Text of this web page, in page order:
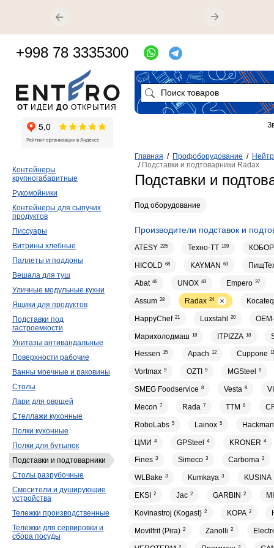
Главная / Профоборудование /
/ Подставки и подтоварники Radax
Подставки и
Под оборудование
Производители подставок и
ATESY 225 Техно-ТТ 199 КОБОР
HICOLD 68 KAYMAN 63
Abat 46 UNOX 43 Empero 37
Assum 28 Radax 24 Kocateq
HappyChef 21 Luxstahl 20
Марихолодмаш 18 ITPIZZA 18
Hessen 15 Apach 12 Cuppone 11
Vortmax 9 OZTI 9 MGSteel 9
SMEG Foodservice 8 Vesta 8
Mecon 7 Rada 7 ТТМ 6
RoboLabs 5 Lainox 5
ЦМИ 4 GPSteel 4 KRONER 4
Fines 3 Simeco 3 Carboma 3
WLBake 3 Kumkaya 3 KUSINA
EKSI 2 Jac 2 GARBIN 2
Kovinastroj (Kogast) 2 KOPA 2
Movilfrit (Pira) 2 Zanolli 2
2 2
Контейнеры
крупногабаритные
Рукомойники
Контейнеры для сыпучих
продуктов
Писсуары
Витрины хлебные
Паллеты и поддоны
Вешала для туш
Уличные модульные кухни
Ящики для продуктов
Подставки под
гастроемкости
Унитазы антивандальные
Поверхности рабочие
Ванны моечные и раковины
Столы
Лари для овощей
Стеллажи кухонные
Полки кухонные
Полки для бутылок
Подставки и подтоварники
Столы разрубочные
Смесители и душирующие
устройства
Тележки производственные
Тележки для сервировки и
сбора посуды
ОТ ИДЕИ ДО ОТКРЫТИЯ
+998 78 3335300